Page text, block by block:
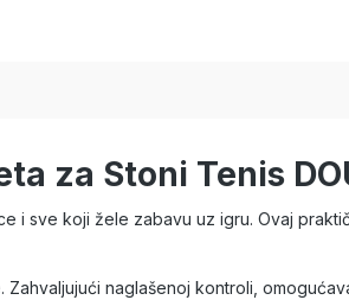
za Stoni Tenis
sve koji žele zabavu uz igru. Ovaj
naglašenoj kontroli,